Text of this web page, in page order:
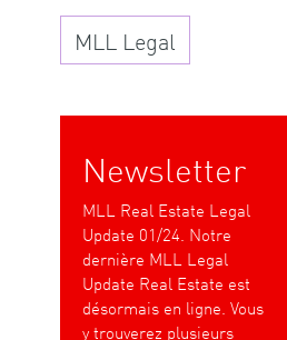
MLL Legal
Newsletter
MLL Real Estate Legal
Update 01/24. Notre
dernière MLL Legal
Update Real Estate est
désormais en ligne. Vous
y trouverez plusieurs